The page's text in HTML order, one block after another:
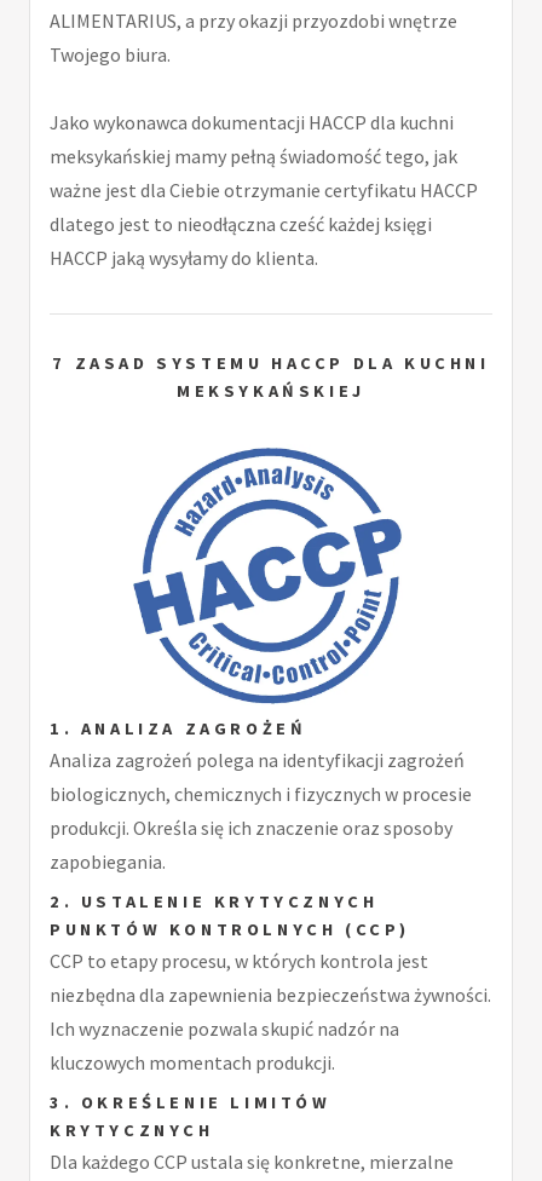
ALIMENTARIUS, a przy okazji przyozdobi wnętrze
Twojego biura.
Jako wykonawca dokumentacji HACCP dla kuchni
meksykańskiej mamy pełną świadomość tego, jak
ważne jest dla Ciebie otrzymanie certyfikatu HACCP
dlatego jest to nieodłączna cześć każdej księgi
HACCP jaką wysyłamy do klienta.
7 ZASAD SYSTEMU HACCP DLA KUCHNI
MEKSYKAŃSKIEJ
1. ANALIZA ZAGROŻEŃ
Analiza zagrożeń polega na identyfikacji zagrożeń
biologicznych, chemicznych i fizycznych w procesie
produkcji. Określa się ich znaczenie oraz sposoby
zapobiegania.
2. USTALENIE KRYTYCZNYCH
PUNKTÓW KONTROLNYCH (CCP)
CCP to etapy procesu, w których kontrola jest
niezbędna dla zapewnienia bezpieczeństwa żywności.
Ich wyznaczenie pozwala skupić nadzór na
kluczowych momentach produkcji.
3. OKREŚLENIE LIMITÓW
KRYTYCZNYCH
Dla każdego CCP ustala się konkretne, mierzalne